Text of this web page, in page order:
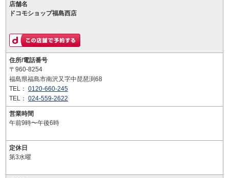
店舗名
ドコモショップ福島西店
住所/電話番号
〒960-8254
福島県福島市南沢又字中琵琶渕68
TEL： 0120-660-245
TEL： 024-559-2622
営業時間
午前9時〜午後6時
定休日
第3水曜